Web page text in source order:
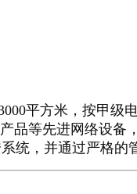
方米，按甲级
品等先进网络设
统，并通过严格的